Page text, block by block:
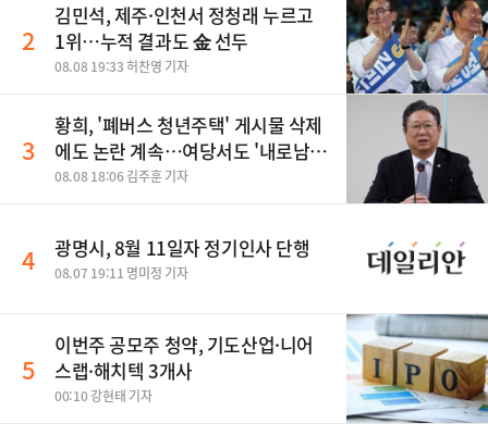
2
김민석, 제주·인천서 정청래 누르고
1위…누적 결과도 金 선두
08.08 19:33 허찬영 기자
3
황희, '폐버스 청년주택' 게시물 삭제
에도 논란 계속…여당서도 '내로남
불' 비판
08.08 18:06 김주훈 기자
4 광명시, 8월 11일자 정기인사 단행
08.07 19:11 명미정 기자
5
이번주 공모주 청약, 기도산업·니어
스랩·해치텍 3개사
00:10 강현태 기자